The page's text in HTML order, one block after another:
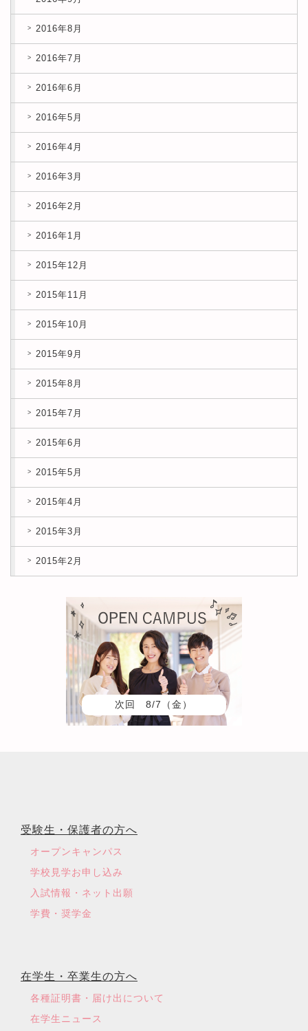
2016年8月
2016年7月
2016年6月
2016年5月
2016年4月
2016年3月
2016年2月
2016年1月
2015年12月
2015年11月
2015年10月
2015年9月
2015年8月
2015年7月
2015年6月
2015年5月
2015年4月
2015年3月
2015年2月
次回 8/7（金）
受験生・保護者の方へ
オープンキャンパス
学校見学お申し込み
入試情報・ネット出願
学費・奨学金
在学生・卒業生の方へ
各種証明書・届け出について
在学生ニュース